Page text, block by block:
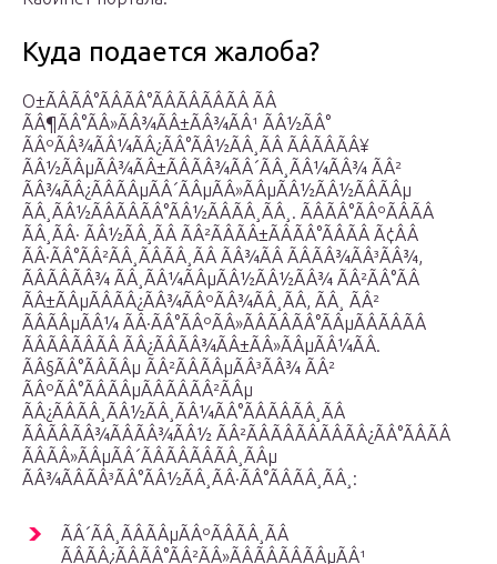
Куда подается жалоба?
О±ÃÂÃÂ°ÃÂÃÂ°ÃÂÃÂÃÂÃÂ ÃÂ
ÃÂ¶ÃÂ°ÃÂ»ÃÂ¾ÃÂ±ÃÂ¾ÃÂ¹ ÃÂ½ÃÂ°
ÃÂºÃÂ¾ÃÂ¼ÃÂ¿ÃÂ°ÃÂ½ÃÂ¸ÃÂ ÃÂÃÂÃÂ¥
ÃÂ½ÃÂµÃÂ¾ÃÂ±ÃÂÃÂ¾ÃÂ´ÃÂ¸ÃÂ¼ÃÂ¾ ÃÂ²
ÃÂ¾ÃÂ¿ÃÂÃÂµÃÂ´ÃÂµÃÂ»ÃÂµÃÂ½ÃÂ½ÃÂÃÂµ
ÃÂ¸ÃÂ½ÃÂÃÂÃÂ°ÃÂ½ÃÂÃÂ¸ÃÂ¸. ÃÂÃÂ°ÃÂºÃÂÃÂ
ÃÂ¸ÃÂ· ÃÂ½ÃÂ¸ÃÂ ÃÂ²ÃÂÃÂ±ÃÂÃÂ°ÃÂÃÂ Ã¢ÂÂ
ÃÂ·ÃÂ°ÃÂ²ÃÂ¸ÃÂÃÂ¸ÃÂ ÃÂ¾ÃÂ ÃÂÃÂ¾ÃÂ³ÃÂ¾,
ÃÂÃÂÃÂ¾ ÃÂ¸ÃÂ¼ÃÂµÃÂ½ÃÂ½ÃÂ¾ ÃÂ²ÃÂ°ÃÂ
ÃÂ±ÃÂµÃÂÃÂ¿ÃÂ¾ÃÂºÃÂ¾ÃÂ¸ÃÂ, ÃÂ¸ ÃÂ²
ÃÂÃÂµÃÂ¼ ÃÂ·ÃÂ°ÃÂºÃÂ»ÃÂÃÂÃÂ°ÃÂµÃÂÃÂÃÂ
ÃÂÃÂÃÂÃÂ ÃÂ¿ÃÂÃÂ¾ÃÂ±ÃÂ»ÃÂµÃÂ¼ÃÂ.
ÃÂ§ÃÂ°ÃÂÃÂµ ÃÂ²ÃÂÃÂµÃÂ³ÃÂ¾ ÃÂ²
ÃÂºÃÂ°ÃÂÃÂµÃÂÃÂÃÂ²ÃÂµ
ÃÂ¿ÃÂÃÂ¸ÃÂ½ÃÂ¸ÃÂ¼ÃÂ°ÃÂÃÂÃÂ¸ÃÂ
ÃÂÃÂÃÂ¾ÃÂÃÂ¾ÃÂ½ ÃÂ²ÃÂÃÂÃÂÃÂÃÂ¿ÃÂ°ÃÂÃÂ
ÃÂÃÂ»ÃÂµÃÂ´ÃÂÃÂÃÂÃÂ¸ÃÂµ
ÃÂ¾ÃÂÃÂ³ÃÂ°ÃÂ½ÃÂ¸ÃÂ·ÃÂ°ÃÂÃÂ¸ÃÂ¸:
ÃÂ´ÃÂ¸ÃÂÃÂµÃÂºÃÂÃÂ¸ÃÂ
ÃÂÃÂ¿ÃÂÃÂ°ÃÂ²ÃÂ»ÃÂÃÂÃÂÃÂµÃÂ¹